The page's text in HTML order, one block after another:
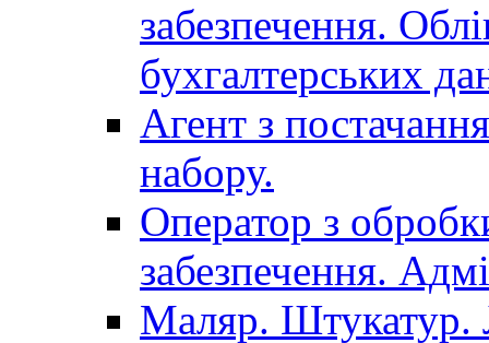
забезпечення.
бухгалтерських
Агент з
набору.
Оператор з
забезпечення.
Маляр. Штукатур.